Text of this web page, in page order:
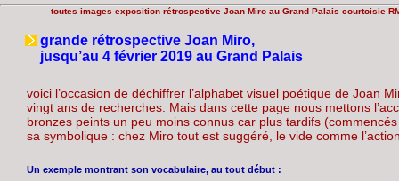
toutes images exposition rétrospective Joan Miro au Grand Palais courtoisie
grande rétrospective Joan Miro,
jusqu’au 4 février 2019 au Grand Palais
voici l’occasion de déchiffrer l’alphabet visuel poétique de Joan
vingt ans de recherches. Mais dans cette page nous mettons
bronzes peints un peu moins connus car plus tardifs
sa symbolique : chez Miro tout est suggéré, le vide comme
Un exemple montrant son vocabulaire, au tout début :